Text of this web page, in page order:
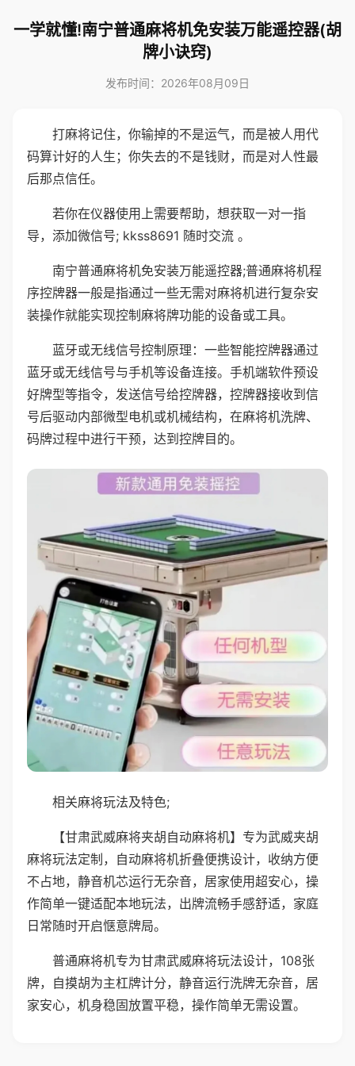
一学就懂!南宁普通麻将机免安装万能遥控器(胡
牌小诀窍)
发布时间：2026年08月09日
打麻将记住，你输掉的不是运气，而是被人用代
码算计好的人生；你失去的不是钱财，而是对人性最
后那点信任。
若你在仪器使用上需要帮助，想获取一对一指
导，添加微信号; kkss8691 随时交流 。
南宁普通麻将机免安装万能遥控器;普通麻将机程
序控牌器一般是指通过一些无需对麻将机进行复杂安
装操作就能实现控制麻将牌功能的设备或工具。
蓝牙或无线信号控制原理：一些智能控牌器通过
蓝牙或无线信号与手机等设备连接。手机端软件预设
好牌型等指令，发送信号给控牌器，控牌器接收到信
号后驱动内部微型电机或机械结构，在麻将机洗牌、
码牌过程中进行干预，达到控牌目的。
相关麻将玩法及特色;
【甘肃武威麻将夹胡自动麻将机】专为武威夹胡
麻将玩法定制，自动麻将机折叠便携设计，收纳方便
不占地，静音机芯运行无杂音，居家使用超安心，操
作简单一键适配本地玩法，出牌流畅手感舒适，家庭
日常随时开启惬意牌局。
普通麻将机专为甘肃武威麻将玩法设计，108张
牌，自摸胡为主杠牌计分，静音运行洗牌无杂音，居
家安心，机身稳固放置平稳，操作简单无需设置。